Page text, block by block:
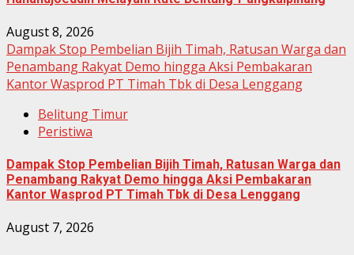
August 8, 2026
Dampak Stop Pembelian Bijih Timah, Ratusan Warga dan
Penambang Rakyat Demo hingga Aksi Pembakaran
Kantor Wasprod PT Timah Tbk di Desa Lenggang
Belitung Timur
Peristiwa
Dampak Stop Pembelian Bijih Timah, Ratusan Warga dan
Penambang Rakyat Demo hingga Aksi Pembakaran
Kantor Wasprod PT Timah Tbk di Desa Lenggang
August 7, 2026